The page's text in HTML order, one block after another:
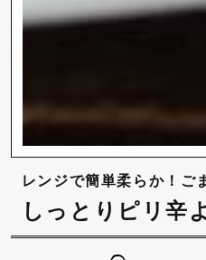
レンジで簡単柔らか！ご
しっとりピリ辛